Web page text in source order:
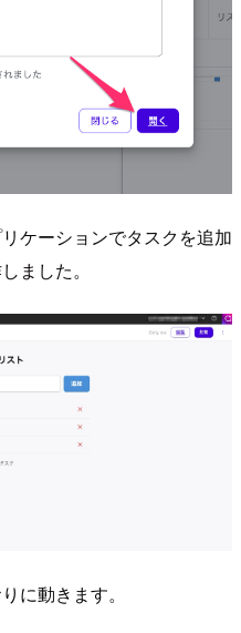
ケーションでタスクを追加
ました。
に動きます。